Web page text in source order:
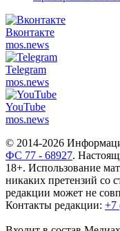
Вконтакте
mos.news
Telegram
mos.news
YouTube
mos.news
© 2014-2026
ФС 77 - 68927.
18+. Использование
никаких претензий со
редакции может не
Контакты редакции: +7